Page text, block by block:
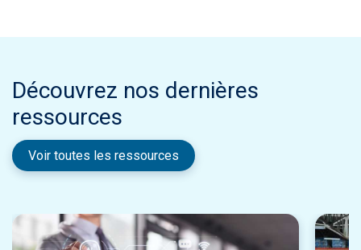
Découvrez nos dernières
ressources
Voir toutes les ressources